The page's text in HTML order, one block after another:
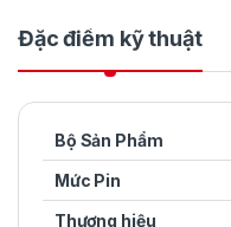
Đặc điểm kỹ thuật
Bộ Sản Phẩm
Mức Pin
Thương hiệu